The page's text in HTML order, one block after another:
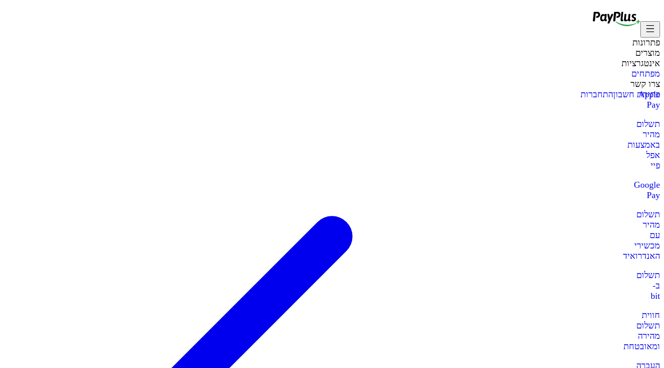
פתרונות
מוצרים
אינטגרציות
מפתחים
צרו קשר
Apple
Pay
תשלום
מהיר
באמצעות
אפל
פיי
Google
Pay
תשלום
מהיר
עם
מכשירי
האנדרואיד
תשלום
ב-
bit
חווית
תשלום
מהירה
ומאובטחת
העברה
פתיחת חשבוןהתחברות